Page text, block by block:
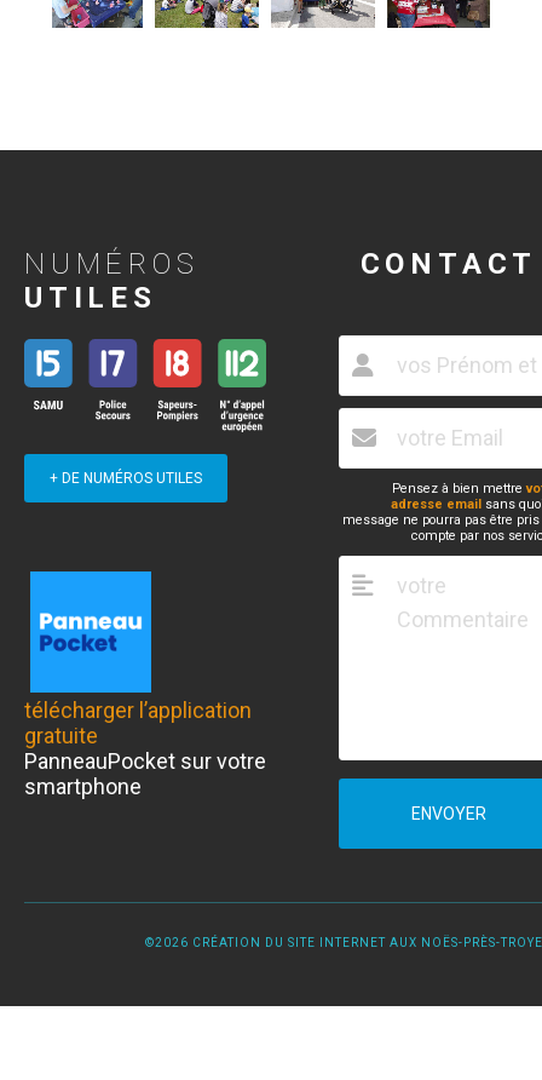
NUMÉROS
UTILES
+ DE NUMÉROS UTILES
télécharger l’application
gratuite
PanneauPocket sur votre
smartphone
CONTACT
Pensez à bien mettre
adresse email sans
message ne pourra pas être
compte par nos
ENVOYER
©2026 CRÉATION DU SITE INTERNET AUX NOËS-PRÈS-